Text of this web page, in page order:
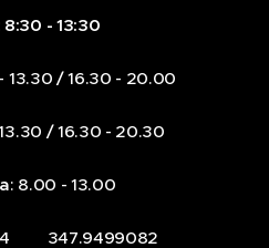
8:30 - 13:30
13.30 / 16.30 - 20.00
/ 16.30 - 20.30
: 8.00 - 13.00
📞 347.9499082